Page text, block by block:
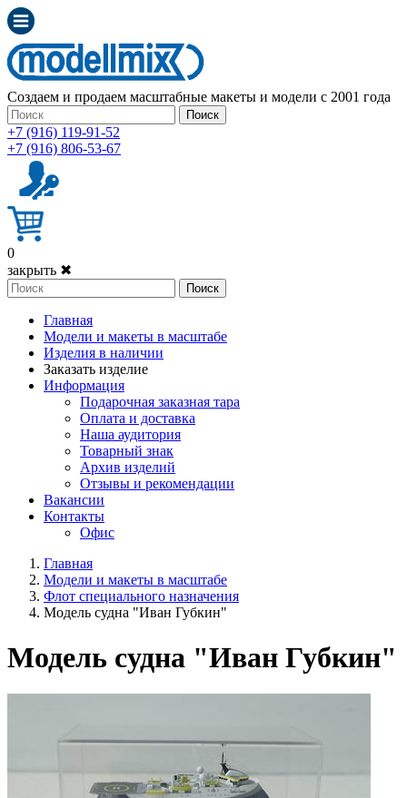
Создаем и продаем масштабные макеты и модели с 2001 года
Поиск
+7 (916) 119-91-52
+7 (916) 806-53-67
0
закрыть ✖
Поиск
Главная
Модели и макеты в масштабе
Изделия в наличии
Заказать изделие
Информация
Подарочная заказная тара
Оплата и доставка
Наша аудитория
Товарный знак
Архив изделий
Отзывы и рекомендации
Вакансии
Контакты
Офис
Главная
Модели и макеты в масштабе
Флот специального назначения
Модель судна "Иван Губкин"
Модель судна "Иван Губкин"